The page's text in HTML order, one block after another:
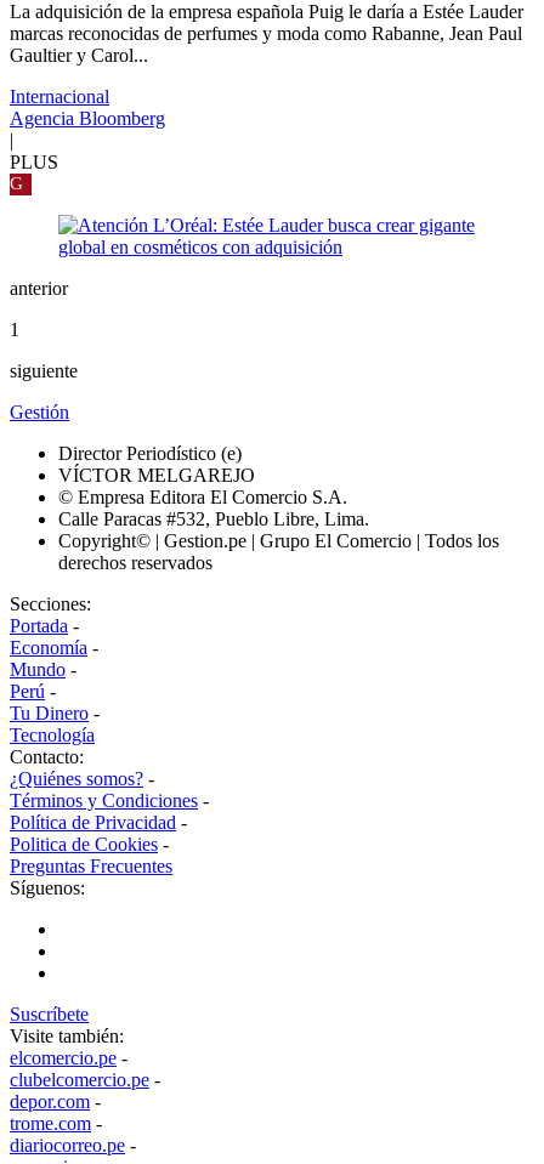
La adquisición de la empresa española Puig le daría a Estée Lauder
marcas reconocidas de perfumes y moda como Rabanne, Jean Paul
Gaultier y Carol...
Internacional
Agencia Bloomberg
|
PLUS
G
anterior
1
siguiente
Gestión
Director Periodístico (e)
VÍCTOR MELGAREJO
© Empresa Editora El Comercio S.A.
Calle Paracas #532, Pueblo Libre, Lima.
Copyright© | Gestion.pe | Grupo El Comercio | Todos los
derechos reservados
Secciones:
Portada -
Economía -
Mundo -
Perú -
Tu Dinero -
Tecnología
Contacto:
¿Quiénes somos? -
Términos y Condiciones -
Política de Privacidad -
Politica de Cookies -
Preguntas Frecuentes
Síguenos:
Suscríbete
Visite también:
elcomercio.pe -
clubelcomercio.pe -
depor.com -
trome.com -
diariocorreo.pe -